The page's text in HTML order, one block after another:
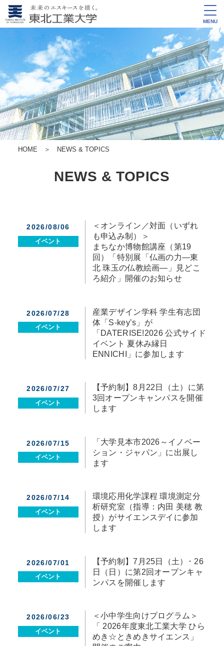
MENU
HOME ＞ NEWS & TOPICS
NEWS & TOPICS
2026/08/06
イベント
＜オンライン／対面（いずれ
も申込み制）＞
まちなか博物館講座（第19
回）「特別展「仏画の力―東
北 珠玉の仏教絵画―」見どこ
ろ紹介」開催のお知らせ
2026/07/28
イベント
産業デザイン学科 学生有志団
体「S-key’s」が
「DATERISE!2026 公式サイド
イベント 夏休み縁日
ENNICHI」に参加します
2026/07/27
イベント
【予約制】8月22日（土）に第
3回オープンキャンパスを開催
します
2026/07/15
イベント
「大学見本市2026～イノベー
ション・ジャパン」に出展し
ます
2026/07/14
イベント
環境応用化学課程 環境測定分
析研究室（指導：内田 美穂 教
授）がサイエンスデイに参加
します
2026/07/01
イベント
【予約制】7月25日（土）･ 26
日（日）に第2回オープンキャ
ンパスを開催します
2026/06/23
イベント
＜小中学生向けプログラム＞
「 2026年度東北工業大学 ひら
めき☆ときめきサイエンス」